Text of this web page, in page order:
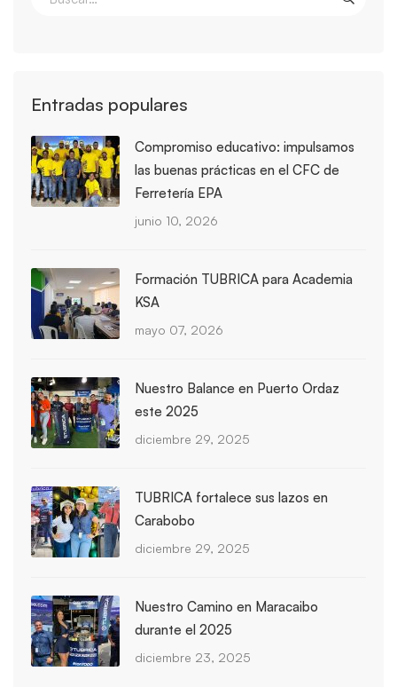
Entradas populares
Compromiso educativo: impulsamos
las buenas prácticas en el CFC de
Ferretería EPA
junio 10, 2026
Formación TUBRICA para Academia
KSA
mayo 07, 2026
Nuestro Balance en Puerto Ordaz
este 2025
diciembre 29, 2025
TUBRICA fortalece sus lazos en
Carabobo
diciembre 29, 2025
Nuestro Camino en Maracaibo
durante el 2025
diciembre 23, 2025